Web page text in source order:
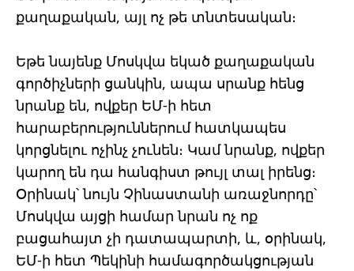
քաղաքական, այլ ոչ թե տնտեսական։
Եթե նայենք Մոսկվա եկած քաղաքական
գործիչների ցանկին, ապա սրանք հենց
նրանք են, ովքեր ԵՄ-ի հետ
հարաբերություններում հատկապես
կորցնելու ոչինչ չունեն։ Կամ նրանք, ովքեր
կարող են դա հանգիստ թույլ տալ իրենց։
Օրինակ՝ նույն Չինաստանի առաջնորդը՝
Մոսկվա այցի համար նրան ոչ ոք
բացահայտ չի դատապարտի, և, օրինակ,
ԵՄ-ի հետ Պեկինի համագործակցության